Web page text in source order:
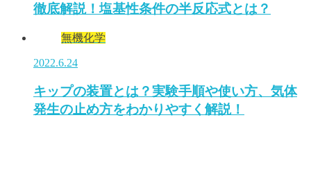
徹底解説！塩基性条件の半反応式とは？
無機化学
2022.6.24
キップの装置とは？実験手順や使い方、気体
発生の止め方をわかりやすく解説！